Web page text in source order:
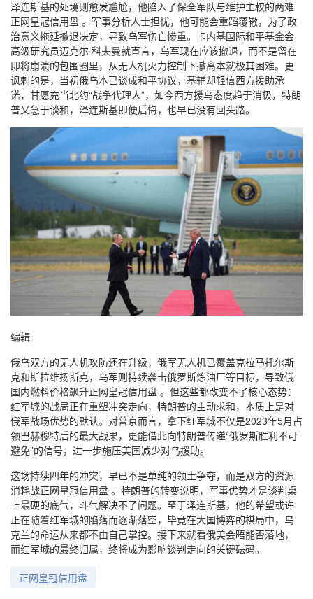
泽连斯基的处境则愈发尴尬，他陷入了保全军队与维护主权的两难
正网皇冠信用盘 。军事分析人士担忧，他可能会重蹈覆辙，为了政
治意义拖延撤退决定，导致乌军伤亡惨重。卡内基国际和平基金会
高级研究员迈克尔·科夫曼就直言，乌军现在应该撤退，而不是留在
即将崩溃的包围圈里，从无人机火力控制下撤离本就极其困难。更
讽刺的是，当初俄乌本已谈成和平协议，基辅却轻信西方援助承
诺，甘愿充当北约“战争代理人”，如今西方援乌态度趋于消极，特朗
普又急于谈和，泽连斯基即便后悔，也早已没有回头路。
编辑
俄乌双方的无人机攻防还在升级，俄军无人机已覆盖克拉马托尔斯
克和斯拉维扬斯克，乌军则持续袭击俄罗斯炼油厂等目标，导致俄
国内燃料价格飙升正网皇冠信用盘 。但这些都改变不了核心态势：
红军城的战局正在重塑冲突走向，特朗普的主动求和，本质上是对
俄军战场优势的默认。对普京而言，拿下红军城不仅是2023年5月占
领巴赫穆特后的最大战果，更能借此向特朗普传递“俄罗斯胜利不可
避免”的信号，进一步施压美国减少对乌援助。
这场持续四年的冲突，早已不是单纯的领土争夺，而是双方的资源
消耗战正网皇冠信用盘 。特朗普的转变说明，军事优势才是谈判桌
上最硬的底气，斗气解决不了问题。至于泽连斯基，他的希望或许
正在随着红军城的陷落而逐渐落空，毕竟在大国博弈的棋局中，乌
克兰的命运从来都不由自己掌控。接下来就看俄美会晤能否落地，
而红军城的最终归属，终将成为影响谈判走向的关键砝码。
正网皇冠信用盘